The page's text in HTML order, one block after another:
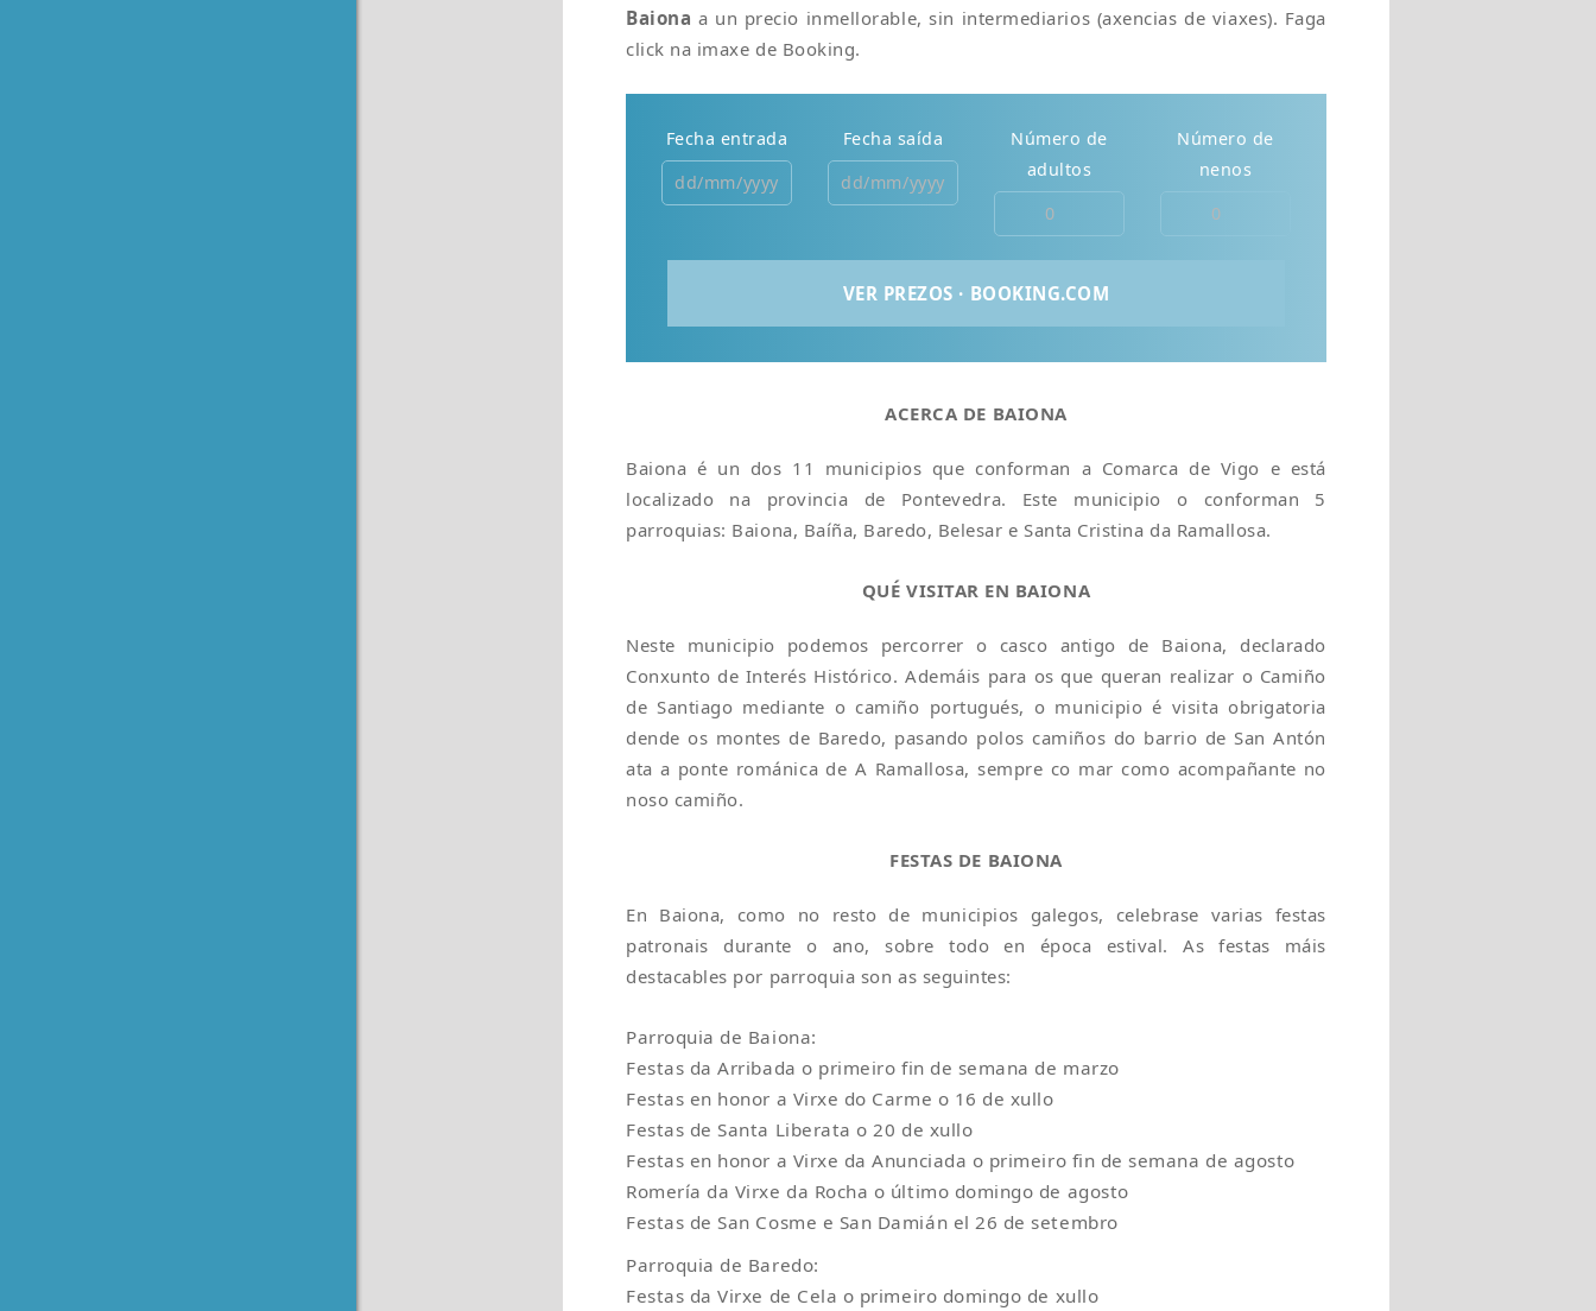
Baiona a un precio inmellorable, sin intermediarios (axencias de viaxes). Faga
click na imaxe de Booking.
Fecha entrada Fecha saída
Número de
adultos
Número de
nenos
ACERCA DE BAIONA
Baiona é un dos 11 municipios que conforman a Comarca de Vigo e está
localizado na provincia de Pontevedra. Este municipio o conforman 5
parroquias: Baiona, Baíña, Baredo, Belesar e Santa Cristina da Ramallosa.
QUÉ VISITAR EN BAIONA
Neste municipio podemos percorrer o casco antigo de Baiona, declarado
Conxunto de Interés Histórico. Ademáis para os que queran realizar o Camiño
de Santiago mediante o camiño portugués, o municipio é visita obrigatoria
dende os montes de Baredo, pasando polos camiños do barrio de San Antón
ata a ponte románica de A Ramallosa, sempre co mar como acompañante no
noso camiño.
FESTAS DE BAIONA
En Baiona, como no resto de municipios galegos, celebrase varias festas
patronais durante o ano, sobre todo en época estival. As festas máis
destacables por parroquia son as seguintes:
Parroquia de Baiona:
Festas da Arribada o primeiro fin de semana de marzo
Festas en honor a Virxe do Carme o 16 de xullo
Festas de Santa Liberata o 20 de xullo
Festas en honor a Virxe da Anunciada o primeiro fin de semana de agosto
Romería da Virxe da Rocha o último domingo de agosto
Festas de San Cosme e San Damián el 26 de setembro
Parroquia de Baredo:
Festas da Virxe de Cela o primeiro domingo de xullo